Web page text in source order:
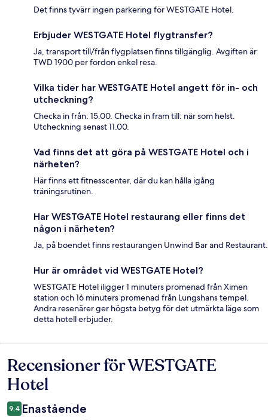
Det finns tyvärr ingen parkering för WESTGATE Hotel.
Erbjuder WESTGATE Hotel flygtransfer?
Ja, transport till/från flygplatsen finns tillgänglig. Avgiften är
TWD 1900 per fordon enkel resa.
Vilka tider har WESTGATE Hotel angett för in- och
utcheckning?
Checka in från: 15.00. Checka in fram till: när som helst.
Utcheckning senast 11.00.
Vad finns det att göra på WESTGATE Hotel och i
närheten?
Här finns ett fitnesscenter, där du kan hålla igång
träningsrutinen.
Har WESTGATE Hotel restaurang eller finns det
någon i närheten?
Ja, på boendet finns restaurangen Unwind Bar and Restaurant.
Hur är området vid WESTGATE Hotel?
WESTGATE Hotel iligger 1 minuters promenad från Ximen
station och 16 minuters promenad från Lungshans tempel.
Andra resenärer ger högsta betyg för det utmärkta läge som
detta hotell erbjuder.
Recensioner
Recensioner för WESTGATE
Hotel
9,4 Enastående